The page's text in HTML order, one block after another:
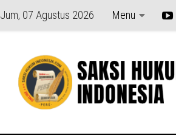
Jum, 07 Agustus 2026 Menu